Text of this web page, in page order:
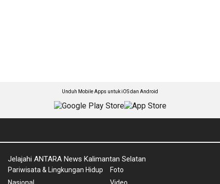
Unduh Mobile Apps untuk iOS dan Android
Jelajahi ANTARA News Kalimantan Selatan
Pariwisata & Lingkungan Hidup
Foto